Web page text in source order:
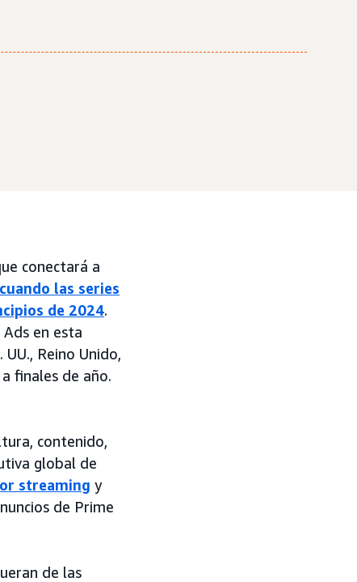
conectará a
cuando las series
de 2024.
en esta
Reino Unido,
finales de año.
contenido,
global de
streaming y
de Prime
de las